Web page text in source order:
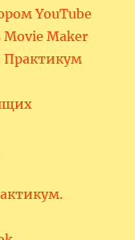
YouTube
Movie Maker
Практикум